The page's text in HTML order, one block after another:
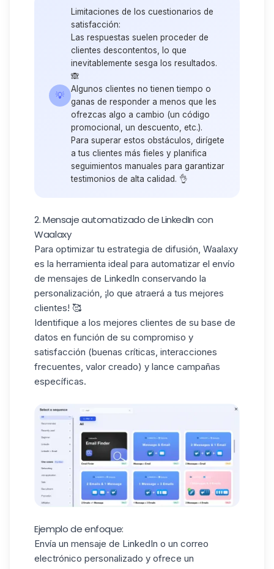
💡
Limitaciones de los cuestionarios de
satisfacción:
Las respuestas suelen proceder de
clientes descontentos, lo que
inevitablemente sesga los resultados.
🙈
Algunos clientes no tienen tiempo o
ganas de responder a menos que les
ofrezcas algo a cambio (un código
promocional, un descuento, etc.).
Para superar estos obstáculos, dirígete
a tus clientes más fieles y planifica
seguimientos manuales para garantizar
testimonios de alta calidad. 👌
2. Mensaje automatizado de LinkedIn con
Waalaxy
Para optimizar tu estrategia de difusión, Waalaxy
es la herramienta ideal para automatizar el envío
de mensajes de LinkedIn conservando la
personalización, ¡lo que atraerá a tus mejores
clientes! 🥰
Identifique a los mejores clientes de su base de
datos en función de su compromiso y
satisfacción (buenas críticas, interacciones
frecuentes, valor creado) y lance campañas
específicas.
Ejemplo de enfoque:
Envía un mensaje de LinkedIn o un correo
electrónico personalizado y ofrece un